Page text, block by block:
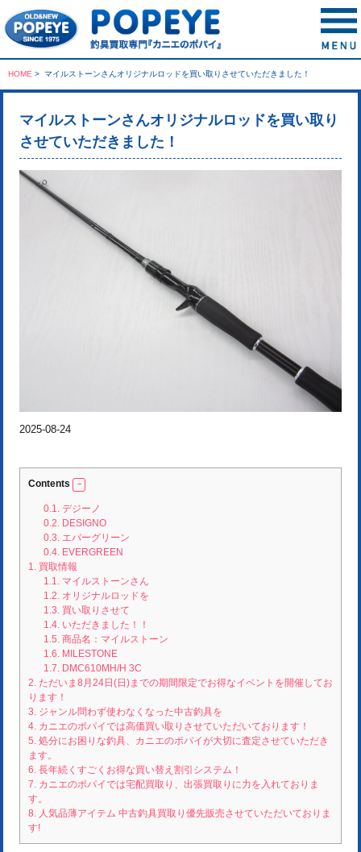
HOME > マイルストーンさんオリジナルロッドを買い取りさせていただきました！
マイルストーンさんオリジナルロッドを買い取り
させていただきました！
2025-08-24
Contents
0.1.デジーノ
0.2.DESIGNO
0.3.エバーグリーン
0.4.EVERGREEN
1. 買取情報
1.1.マイルストーンさん
1.2.オリジナルロッドを
1.3.買い取りさせて
1.4.いただきました！！
1.5.商品名：マイルストーン
1.6.MILESTONE
1.7.DMC610MH/H 3C
2. ただいま8月24日(日)までの期間限定でお得なイベントを開催してお
ります！
3. ジャンル問わず使わなくなった中古釣具を
4. カニエのポパイでは高価買い取りさせていただいております！
5. 処分にお困りな釣具、カニエのポパイが大切に査定させていただき
ます。
6. 長年続くすごくお得な買い替え割引システム！
7. カニエのポパイでは宅配買取り、出張買取りに力を入れておりま
す。
8. 人気品薄アイテム 中古釣具買取り優先販売させていただいておりま
す!